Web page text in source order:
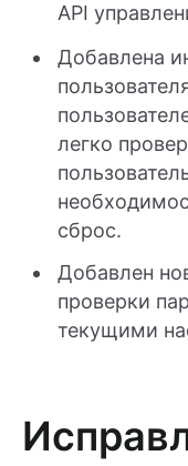
API
Добавлена
легко
сброс.
Добавлен
проверки
текущими